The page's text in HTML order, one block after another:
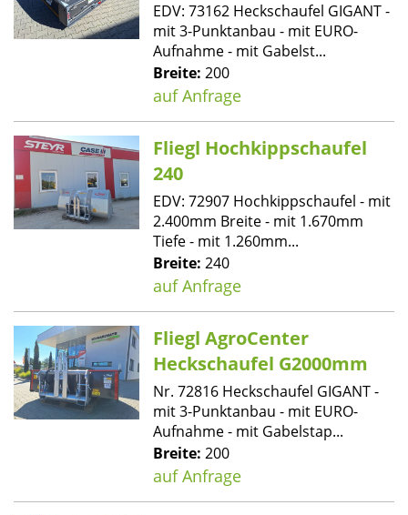
EDV: 73162 Heckschaufel GIGANT -
mit 3-Punktanbau - mit EURO-
Aufnahme - mit Gabelst...
Breite: 200
auf Anfrage
Fliegl Hochkippschaufel
240
EDV: 72907 Hochkippschaufel - mit
2.400mm Breite - mit 1.670mm
Tiefe - mit 1.260mm...
Breite: 240
auf Anfrage
Fliegl AgroCenter
Heckschaufel G2000mm
Nr. 72816 Heckschaufel GIGANT -
mit 3-Punktanbau - mit EURO-
Aufnahme - mit Gabelstap...
Breite: 200
auf Anfrage